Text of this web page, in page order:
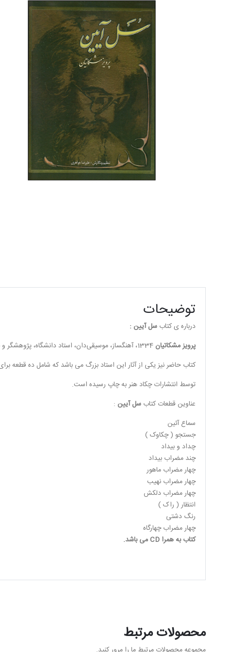
توضیحات
درباره ی کتاب سل آیین :
پرویز مشکاتیان
کتاب حاضر نیز یکی از آثار این استاد بزرگ می باشد که شامل ده قطعه
توسط انتشارات چکاد هنر به چاپ رسیده است.
عناوین قطعات کتاب سل آیین :
سماع آئین
جستجو ( چکاوک )
چداد و بیداد
چند مضراب بیداد
چهار مضراب ماهور
چهار مضراب نهیب
چهار مضراب دلکش
انتظار ( راک )
رنگ دشتی
چهار مضراب چهارگاه
کتاب به همرا CD می باشد.
محصولات مرتبط